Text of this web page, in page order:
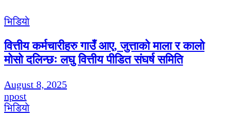
भिडियाे
वित्तीय कर्मचारीहरु गाउँ आए, जुत्ताको माला र कालो
मोसो दलिन्छः लघु वित्तीय पीडित संघर्ष समिति
August 8, 2025
npost
भिडियाे